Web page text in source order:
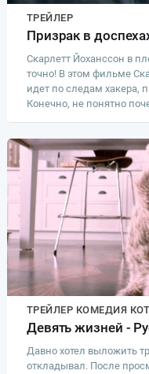
ТРЕЙЛЕР
Призрак в
Скарлетт Йоханссон в
точно! В этом фильме
идет по следам хакера,
Конечно, не понятно
ТРЕЙЛЕР КОМЕДИЯ
Девять жизней -
Давно хотел выложить
откладывал. После